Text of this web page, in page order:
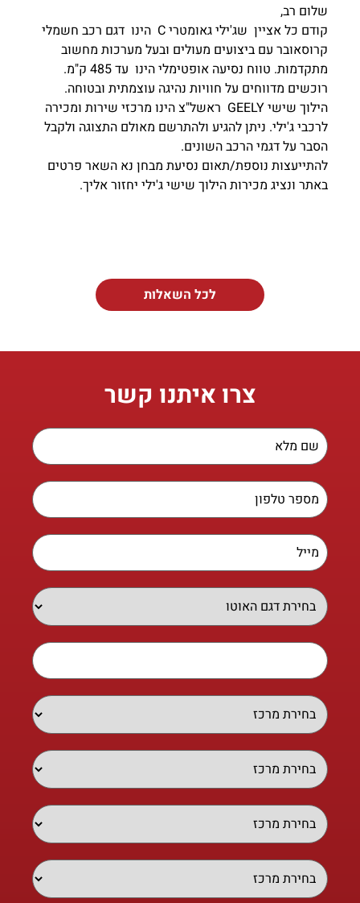
שלום רב,
קודם כל אציין שג'ילי גאומטרי C הינו דגם רכב חשמלי
קרוסאובר עם ביצועים מעולים ובעל מערכות מחשוב
מתקדמות. טווח נסיעה אופטימלי הינו עד 485 ק"מ.
רוכשים מדווחים על חוויות נהיגה עוצמתית ובטוחה.
הילוך שישי GEELY ראשל"צ הינו מרכזי שירות ומכירה
לרכבי ג'ילי. ניתן להגיע ולהתרשם מאולם התצוגה ולקבל
הסבר על דגמי הרכב השונים.
להתייעצות נוספת/תאום נסיעת מבחן נא השאר פרטים
באתר ונציג מכירות הילוך שישי ג'ילי יחזור אליך.
לכל השאלות
צרו איתנו קשר